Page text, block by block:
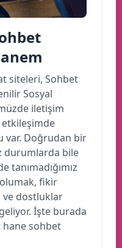
siteleri, Sohbet
Sosyal
iletişim
etkileşimde
var. Doğrudan bir
durumlarda bile
tanımadığımız
fikir
ve dostluklar
İşte burada
hane sohbet